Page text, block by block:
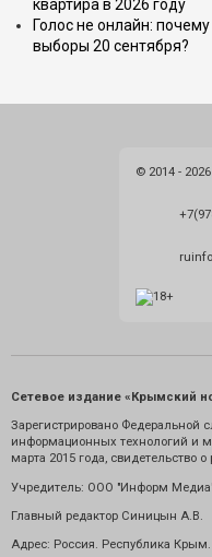
квартира в 2026 году
Голос не онлайн:
выборы 20 сентября?
© 2014 -
Сетевое издание «Крымский
Зарегистрировано Федеральной
информационных технологий и
марта 2015 года, свидетельство
Учредитель: ООО "Информ
Главный редактор Синицын А.В.
Адрес: Россия. Республика Крым.